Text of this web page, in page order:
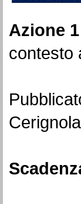
Azione 1
contesto